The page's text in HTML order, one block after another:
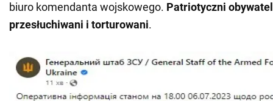
biuro komendanta wojskowego. Patriotyczni
przesłuchiwani i torturowani.